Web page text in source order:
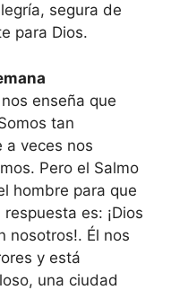
segura de
para Dios.
enseña que
tan
a veces nos
Pero el Salmo
hombre para que
respuesta es: ¡Dios
nosotros!. Él nos
y está
una ciudad